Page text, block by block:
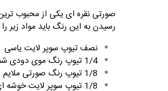
صورتی نقره ای یکی از محبوب
رسیدن به این رنگ باید مواد زیر
نصف تیوپ سوپر لایت یاسی
1/4 تیوپ رنگ موی دودی شماره 9
1/8 تیوپ رنگ صورتی ملایم
1/8 تیوپ سوپر لایت خوشه ای نقره ای